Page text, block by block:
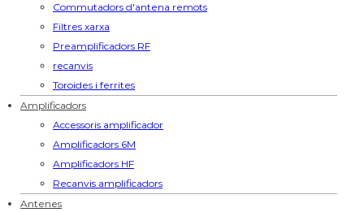
Commutadors d'antena remots
Filtres xarxa
Preamplificadors RF
recanvis
Toroides i ferrites
Amplificadors
Accessoris amplificador
Amplificadors 6M
Amplificadors HF
Recanvis amplificadors
Antenes